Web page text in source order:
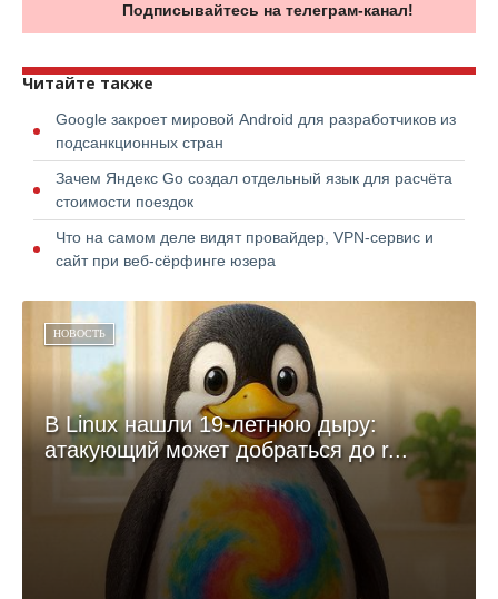
Подписывайтесь на телеграм-канал!
Читайте также
Google закроет мировой Android для разработчиков из
подсанкционных стран
Зачем Яндекс Go создал отдельный язык для расчёта
стоимости поездок
Что на самом деле видят провайдер, VPN-сервис и
сайт при веб-сёрфинге юзера
НОВОСТЬ
В Linux нашли 19-летнюю дыру:
атакующий может добраться до r...